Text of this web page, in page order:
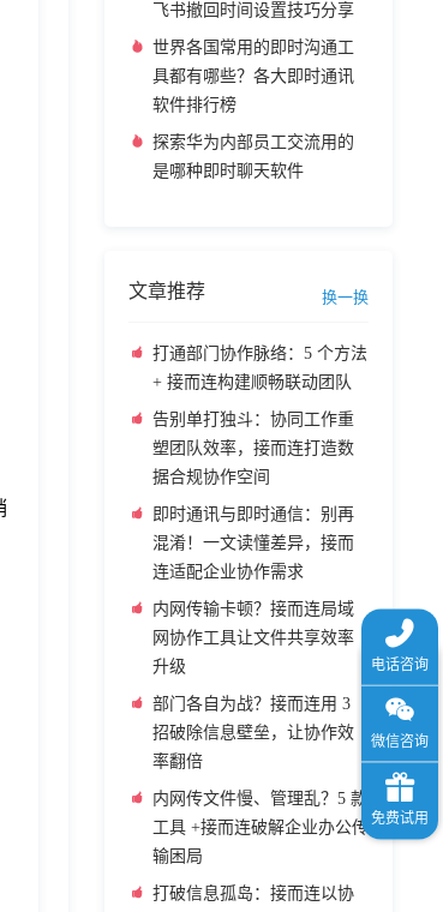
飞书撤回时间设置技巧分享
世界各国常用的即时沟通工
具都有哪些？各大即时通讯
软件排行榜
探索华为内部员工交流用的
是哪种即时聊天软件
文章推荐 换一换
打通部门协作脉络：5 个方法
+ 接而连构建顺畅联动团队
告别单打独斗：协同工作重
塑团队效率，接而连打造数
据合规协作空间
即时通讯与即时通信：别再
混淆！一文读懂差异，接而
连适配企业协作需求
内网传输卡顿？接而连局域
网协作工具让文件共享效率
升级
部门各自为战？接而连用 3
招破除信息壁垒，让协作效
率翻倍
内网传文件慢、管理乱？5 款
工具 +接而连破解企业办公传
输困局
打破信息孤岛：接而连以协